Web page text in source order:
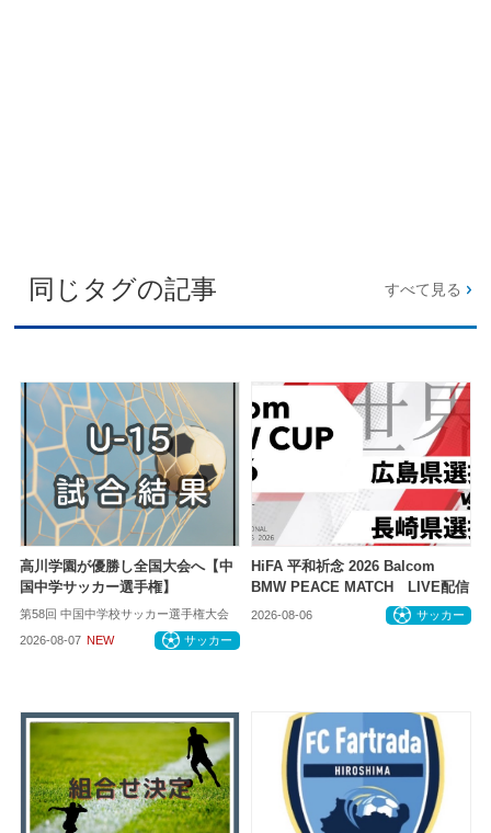
同じタグの記事 すべて見る
高川学園が優勝し全国大会へ【中
国中学サッカー選手権】
第58回 中国中学校サッカー選手権大会
2026-08-07 NEW サッカー
HiFA 平和祈念 2026 Balcom
BMW PEACE MATCH LIVE配信
2026-08-06 サッカー